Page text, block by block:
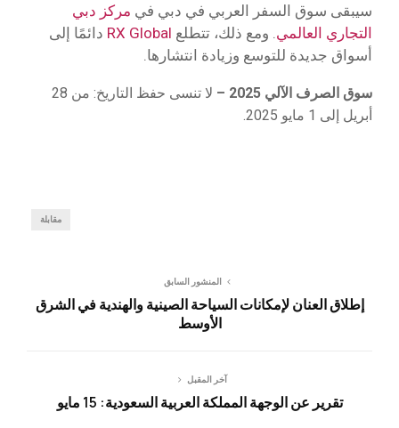
سيبقى سوق السفر العربي في دبي في مركز دبي
التجاري العالمي . ومع ذلك، تتطلع RX Global دائمًا إلى
أسواق جديدة للتوسع وزيادة انتشارها.
سوق الصرف الآلي 2025 –
لا تنسى حفظ التاريخ: من 28
أبريل إلى 1 مايو 2025.
مقابلة
المنشور السابق
إطلاق العنان لإمكانات السياحة الصينية والهندية في الشرق
الأوسط
آخر المقبل
تقرير عن الوجهة المملكة العربية السعودية: 15 مايو